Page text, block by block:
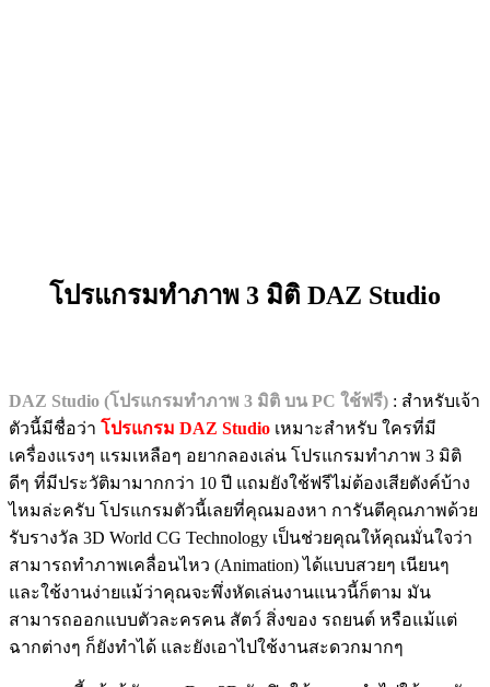
โปรแกรมทำภาพ 3 มิติ DAZ Studio
DAZ Studio (โปรแกรมทำภาพ 3 มิติ บน PC ใช้ฟรี) : สำหรับเจ้า
ตัวนี้มีชื่อว่า โปรแกรม DAZ Studio เหมาะสำหรับ ใครที่มี
เครื่องแรงๆ แรมเหลือๆ อยากลองเล่น โปรแกรมทำภาพ 3 มิติ
ดีๆ ที่มีประวัติมามากกว่า 10 ปี แถมยังใช้ฟรีไม่ต้องเสียตังค์บ้าง
ไหมล่ะครับ โปรแกรมตัวนี้เลยที่คุณมองหา การันตีคุณภาพด้วย
รับรางวัล 3D World CG Technology เป็นช่วยคุณให้คุณมั่นใจว่า
สามารถทำภาพเคลื่อนไหว (Animation) ได้แบบสวยๆ เนียนๆ
และใช้งานง่ายแม้ว่าคุณจะพึ่งหัดเล่นงานแนวนี้ก็ตาม มัน
สามารถออกแบบตัวละครคน สัตว์ สิ่งของ รถยนต์ หรือแม้แต่
ฉากต่างๆ ก็ยังทำได้ และยังเอาไปใช้งานสะดวกมากๆ